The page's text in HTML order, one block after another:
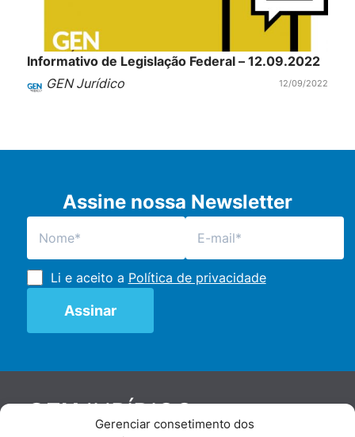
Gerenciar consetimento dos
Informativo de Legislação Federal – 12.09.2022
GEN Jurídico
12/09/2022
Assine nossa Newsletter
Li e aceito a Política de privacidade
GENJURÍDICO